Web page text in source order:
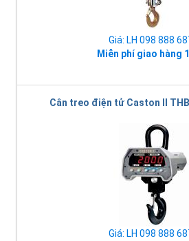
Giá: LH 098 888
Miễn phí giao hàng
Cân treo điện tử Caston II
Giá: LH 098 888